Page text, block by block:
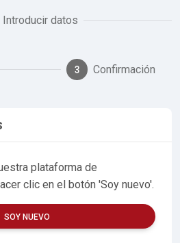
Introducir datos
3 Confirmación
plataforma de
clic en el botón 'Soy nuevo'.
SOY NUEVO